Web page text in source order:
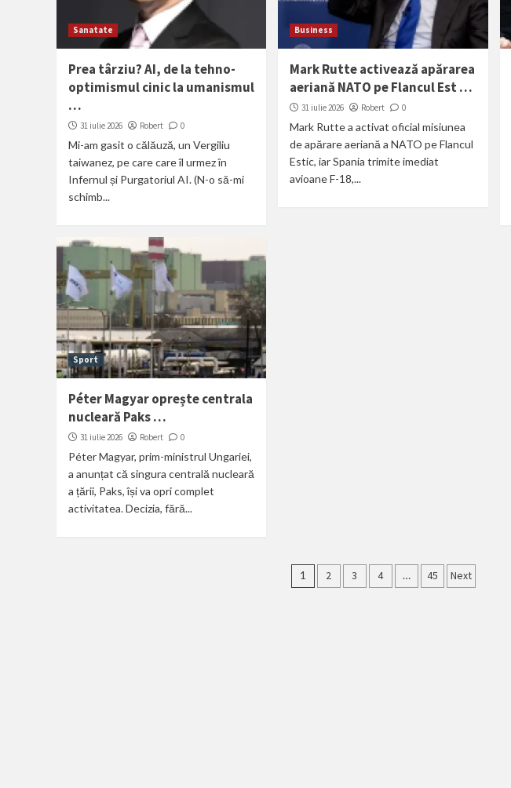
Sanatate
Prea târziu? AI, de la tehno-
optimismul cinic la umanismul
…
31 iulie 2026 Robert 0
Mi-am gasit o călăuză, un Vergiliu
taiwanez, pe care care îl urmez în
Infernul și Purgatoriul AI. (N-o să-mi
schimb...
Business
Mark Rutte activează apărarea
aeriană NATO pe Flancul Est …
31 iulie 2026 Robert 0
Mark Rutte a activat oficial misiunea
de apărare aeriană a NATO pe Flancul
Estic, iar Spania trimite imediat
avioane F-18,...
Sport
Péter Magyar oprește centrala
nucleară Paks …
31 iulie 2026 Robert 0
Péter Magyar, prim-ministrul Ungariei,
a anunțat că singura centrală nucleară
a țării, Paks, își va opri complet
activitatea. Decizia, fără...
Paginație
1 2 3 4 … 45 Next